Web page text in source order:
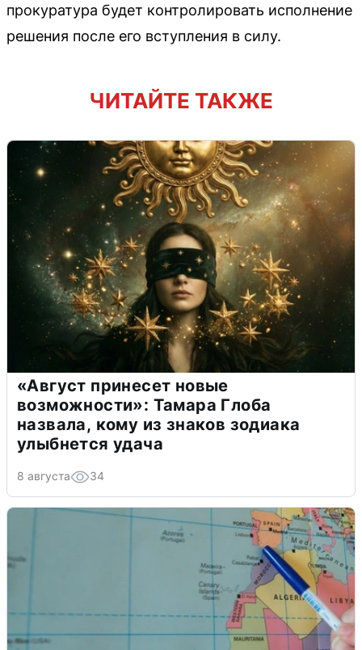
прокуратура будет контролировать исполнение
решения после его вступления в силу.
ЧИТАЙТЕ ТАКЖЕ
«Август принесет новые
возможности»: Тамара Глоба
назвала, кому из знаков зодиака
улыбнется удача
8 августа 34